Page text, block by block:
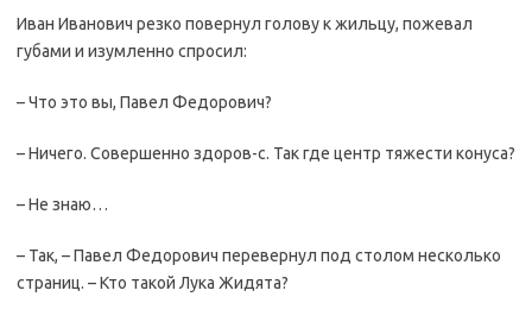
Иван Иванович резко повернул голову к жильцу, пожевал
губами и изумленно спросил:
– Что это вы, Павел Федорович?
– Ничего. Совершенно здоров-с. Так где центр тяжести конуса?
– Не знаю…
– Так, – Павел Федорович перевернул под столом несколько
страниц. – Кто такой Лука Жидята?